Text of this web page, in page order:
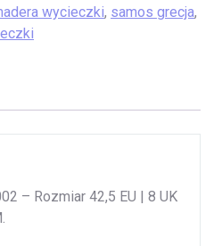
wycieczki, samos grecja,
– Rozmiar 42,5 EU | 8 UK